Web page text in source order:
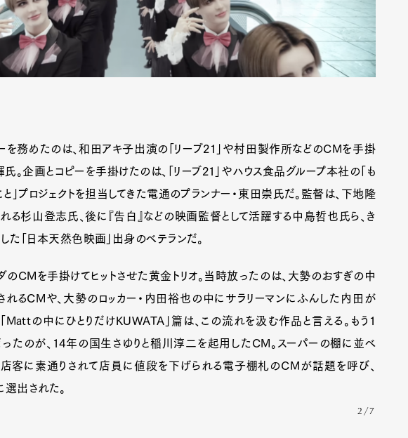
Art&Design
Gourmet
Cars Product
Culture
Lifestyle
Pen Membership Magazine Official Columnist
ーを務めたのは、和田アキ子出演の「リーブ21」や村田製作所などのCMを手掛
。企画とコピーを手掛けたのは、「リーブ21」やハウス食品グループ本社の「も
と」プロジェクトを担当してきた電通のプランナー・東田崇氏だ。監督は、下地隆
る杉山登志氏、後に『告白』などの映画監督として活躍する中島哲也氏ら、き
た「日本天然色映画」出身のベテランだ。
のCMを手掛けてヒットさせた黄金トリオ。当時放ったのは、大勢のおすぎの中
るCMや、大勢のロッカー・内田裕也の中にサラリーマンにふんした内田が
Mattの中にひとりだけKUWATA」篇は、この流れを汲む作品と言える。もう1
たのが、14年の国生さゆりと稲川淳二を起用したCM。スーパーの棚に並べ
店客に素通りされて店員に値段を下げられる電子棚札のCMが話題を呼び、
選出された。
2/7